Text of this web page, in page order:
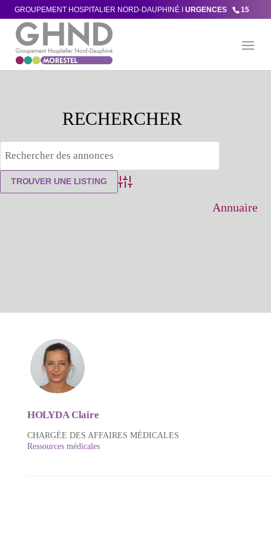
GROUPEMENT HOSPITALIER NORD-DAUPHINÉ I URGENCES 15
Advanced Search
Annuaire
HOLYDA Claire
CHARGÉE DES AFFAIRES MÉDICALES
Ressources médicales